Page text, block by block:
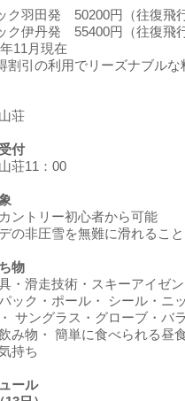
ク羽田発 50200円（往復飛
ク伊丹発 55400円
（往復飛
11月現在
割引の利用でリーズナブルな
荘
付
荘11：00
ントリー初心者から可能
の非圧雪を無難に滑れること
物
・滑走技術・スキーアイゼ
ック・ポール・ シール・ニ
サングラス・グローブ・バ
み物・ 簡単に食べられる昼
持ち
ール